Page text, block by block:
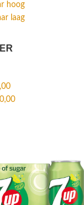
hoog
laag